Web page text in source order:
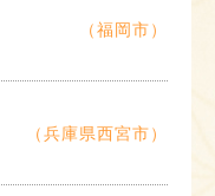
（福岡市）
（兵庫県西宮市）